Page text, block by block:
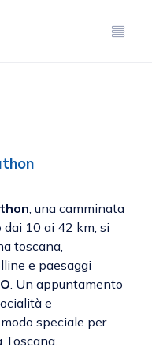
, una camminata
10 ai 42 km, si
toscana,
e paesaggi
. Un appuntamento
e
speciale per
Toscana.